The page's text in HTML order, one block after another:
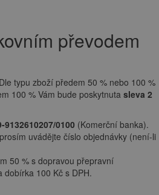
převodem
typu zboží předem 50 % nebo 100 %
100 % Vám bude poskytnuta sleva 2
9132610207/0100 (Komerční banka).
uvádějte číslo objednávky (není-li
50 % s dopravou přepravní
dobírka 100 Kč s DPH.